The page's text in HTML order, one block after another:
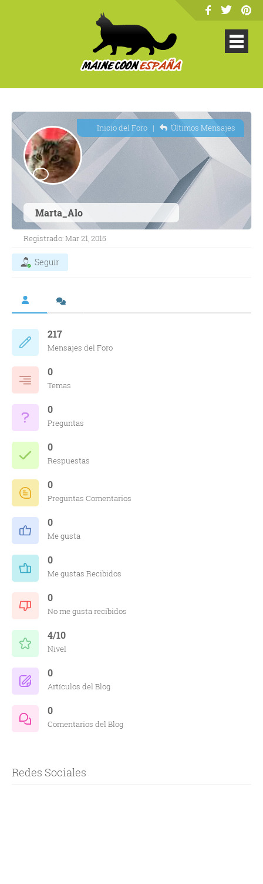
Marta_Alo
Inicio del Foro| Últimos Mensajes
Registrado: Mar 21, 2015
Seguir
217
Mensajes del Foro
0
Temas
0
Preguntas
0
Respuestas
0
Preguntas Comentarios
0
Me gusta
0
Me gustas Recibidos
0
No me gusta recibidos
4/10
Nivel
0
Artículos del Blog
0
Comentarios del Blog
Redes Sociales